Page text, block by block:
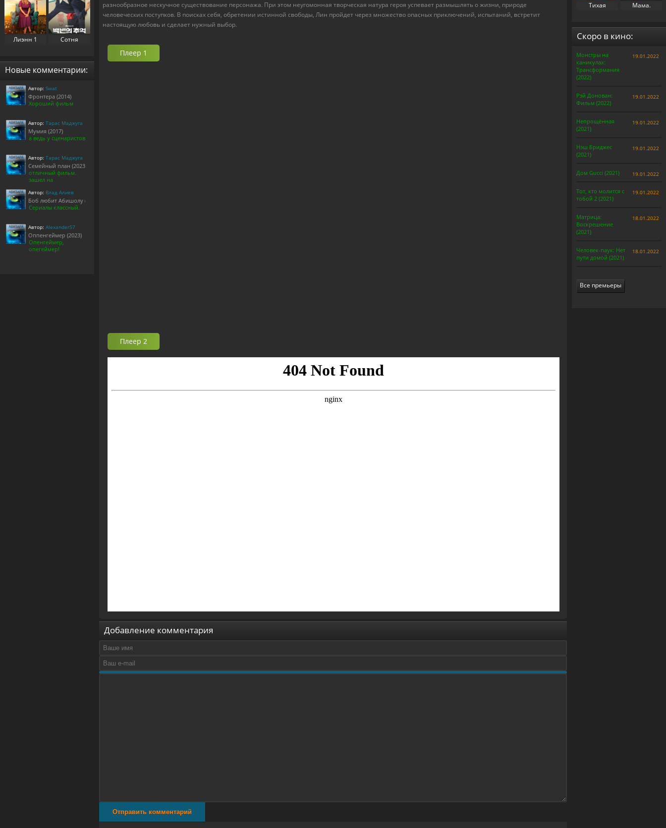
разнообразное нескучное существование персонажа. При этом неугомонная творческая натура героя успевает размышлять о жизни, природе
человеческих поступков. В поисках себя, обретении истинной свободы, Лин пройдет через множество опасных приключений, испытаний, встретит
настоящую любовь и сделает нужный выбор.
Плеер 1
Плеер 2
Добавление комментария
Отправить комментарий
Лиэнн 1
Сотня
номера 100 1
Новые комментарии:
Автор: Swat
Фронтера (2014)
Хороший фильм
Автор: Тарас Маджуга
Мумия (2017)
а ведь у сценаристов
Автор: Тарас Маджуга
Семейный план (2023)
отличный фильм.
зашел на
Автор: Влад Алиев
Боб любит Абишолу (1-5 сезон)
Сериалы классный.
Автор: Alexander57
Оппенгеймер (2023)
Опенгеймер,
опегеймер!
Тихая
Мама.
Скоро в кино:
Монстры на
каникулах:
Трансформания
(2022)
19.01.2022
Рэй Донован:
Фильм (2022)
19.01.2022
Непрощённая
(2021)
19.01.2022
Нэш Бриджес
(2021)
19.01.2022
Дом Gucci (2021) 19.01.2022
Тот, кто молится с
тобой 2 (2021)
19.01.2022
Матрица:
Воскрешение
(2021)
18.01.2022
Человек-паук: Нет
пути домой (2021)
18.01.2022
Все премьеры